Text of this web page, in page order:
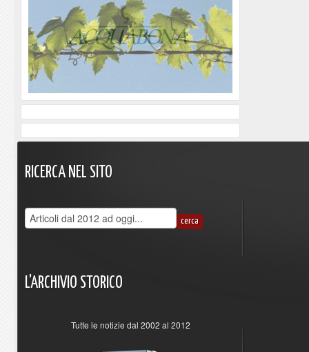
RICERCA NEL SITO
L'ARCHIVIO STORICO
Tutte le notizie dal 2002 al 2012